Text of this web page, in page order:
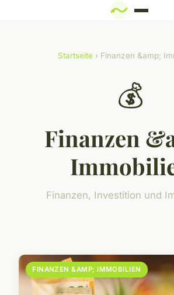
Startseite › Finanzen &amp;
💰
Finanzen
Finanzen, Investition und
FINANZEN &AMP; IMMOBILIEN